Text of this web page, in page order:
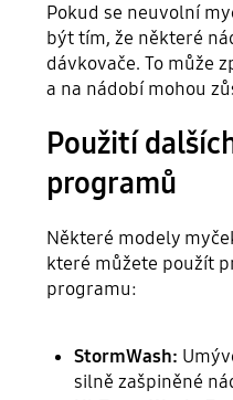
Pokud se neuvolní
být tím, že některé
dávkovače. To může
a na nádobí mohou
Použití
programů
Některé modely
které můžete použít
programu:
StormWash:
silně zašpiněné